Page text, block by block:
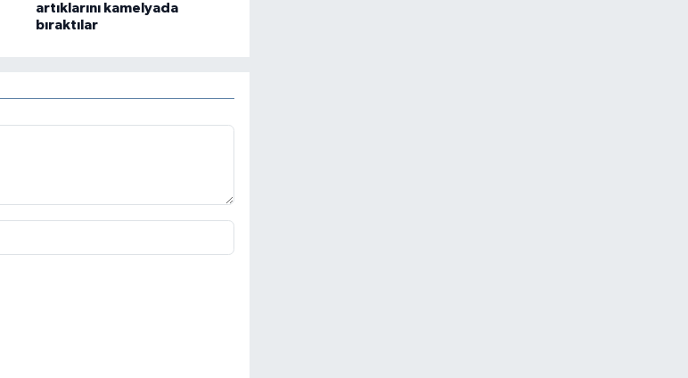
artıklarını kamelyada
bıraktılar